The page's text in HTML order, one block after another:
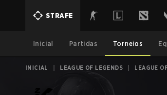
STRAFE
Inicial Partidas Torneios
INICIAL LEAGUE OF LEGENDS LEAGUE